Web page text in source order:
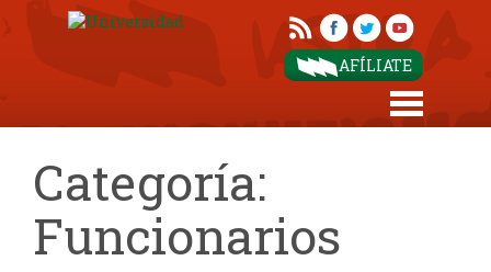
AFÍLIATE
Categoría:
Funcionarios